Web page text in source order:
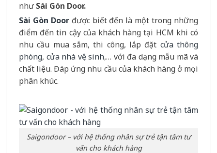
nhưSài Gòn Door.
Sài Gòn Doorđược biết đến là một trong những
điểm đến tin cậy của khách hàng tại HCM khi có
nhu cầu mua sắm, thi công, lắp đặt cửa thông
phòng, cửa nhà vệ sinh,… với đa dạng mẫu mã và
chất liệu. Đáp ứng nhu cầu của khách hàng ở mọi
phân khúc.
Saigondoor – với hệ thống nhân sự trẻ tận tâm tư
vấn cho khách hàng